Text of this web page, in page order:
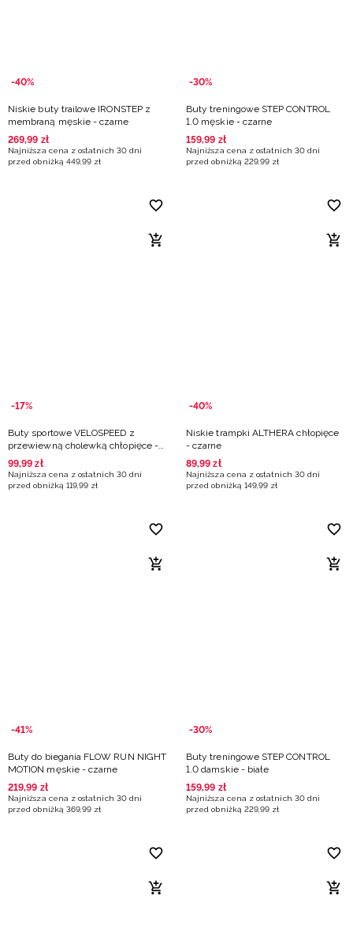
-40%
Niskie buty trailowe IRONSTEP z
membraną męskie - czarne
269,99 zł
Najniższa cena z ostatnich 30 dni
przed obniżką 449,99 zł
-30%
Buty treningowe STEP CONTROL
1.0 męskie - czarne
159,99 zł
Najniższa cena z ostatnich 30 dni
przed obniżką 229,99 zł
-17%
Buty sportowe VELOSPEED z
przewiewną cholewką chłopięce -
szare
99,99 zł
Najniższa cena z ostatnich 30 dni
przed obniżką 119,99 zł
-40%
Niskie trampki ALTHERA chłopięce
- czarne
89,99 zł
Najniższa cena z ostatnich 30 dni
przed obniżką 149,99 zł
-41%
Buty do biegania FLOW RUN NIGHT
MOTION męskie - czarne
219,99 zł
Najniższa cena z ostatnich 30 dni
przed obniżką 369,99 zł
-30%
Buty treningowe STEP CONTROL
1.0 damskie - białe
159,99 zł
Najniższa cena z ostatnich 30 dni
przed obniżką 229,99 zł